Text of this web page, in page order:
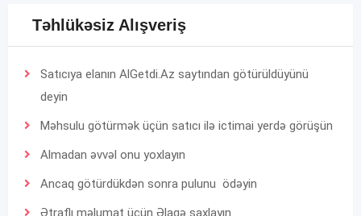
Təhlükəsiz Alışveriş
Satıcıya elanın AlGetdi.Az saytından götürüldüyünü
deyin
Məhsulu götürmək üçün satıcı ilə ictimai yerdə görüşün
Almadan əvvəl onu yoxlayın
Ancaq götürdükdən sonra pulunu ödəyin
Ətraflı məlumat üçün Əlaqə saxlayın